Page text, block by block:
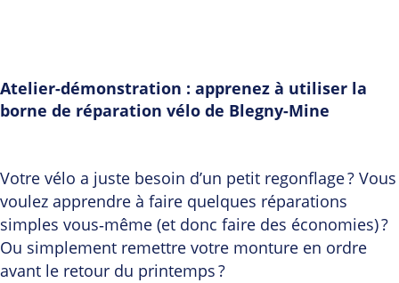
Atelier-démonstration : apprenez à utiliser la
borne de réparation vélo de Blegny-Mine
Votre vélo a juste besoin d’un petit regonflage ? Vous
voulez apprendre à faire quelques réparations
simples vous‑même (et donc faire des économies) ?
Ou simplement remettre votre monture en ordre
avant le retour du printemps ?